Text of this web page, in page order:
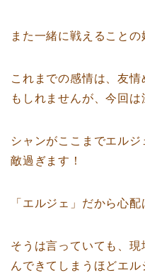
また一緒に戦えることの
これまでの感情は、友
もしれませんが、今回は
シャンがここまでエル
敵過ぎます！
「エルジェ」だから心配
そうは言っていても、
んできてしまうほどエ